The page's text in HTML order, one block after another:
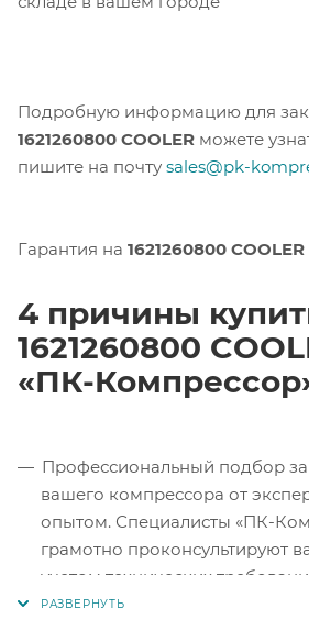
Подробную информацию для
1621260800 COOLER можете
пишите на почту sales@pk-
Гарантия на 1621260800 COOLER
4 причины
1621260800
«ПК-
Профессиональный подбор
вашего компрессора от
опытом. Специалисты «ПК-
грамотно проконсультируют
учетом технических
вас время.